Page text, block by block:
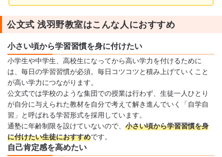
公文式 浅羽野教室はこんな人におすすめ
小さい頃から学習習慣を身に付けたい
小学生や中学生、高校生になってから高い学力を付けるために
は、毎日の学習習慣が必須。毎日コツコツと積み上げていくこと
が高い学力につながります。
公文式では学校のような集団での授業は行わず、生徒一人ひとり
が自分に与えられた教材を自分で考えて解き進んでいく「自学自
習」と呼ばれる学習形式を採用しています。
通塾に年齢制限を設けていないので、 小さい頃から学習習慣を身
に付けたい生徒におすすめです。
自己肯定感を高めたい